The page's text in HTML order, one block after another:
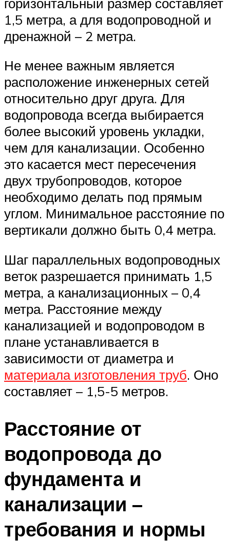
1,5 метра, а для водопроводной и
дренажной – 2 метра.
Не менее важным является
расположение инженерных сетей
относительно друг друга. Для
водопровода всегда выбирается
более высокий уровень укладки,
чем для канализации. Особенно
это касается мест пересечения
двух трубопроводов, которое
необходимо делать под прямым
углом. Минимальное расстояние по
вертикали должно быть 0,4 метра.
Шаг параллельных водопроводных
веток разрешается принимать 1,5
метра, а канализационных – 0,4
метра. Расстояние между
канализацией и водопроводом в
плане устанавливается в
зависимости от диаметра и
материала изготовления труб. Оно
составляет – 1,5-5 метров.
Расстояние от
водопровода до
фундамента и
канализации –
требования и нормы